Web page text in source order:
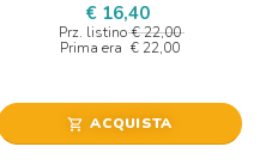
€ 16,40
Prz. listino € 22,00
Prima era € 22,00
shopping_cart ACQUISTA